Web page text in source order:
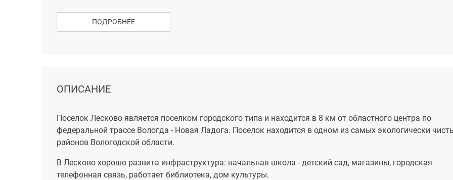
отдельной квартиры в многоквартирном доме теплом и горячей водой. Применяются бытовые
отопительные котлы, которые устанавливаются в каждой квартире (в кухне), обеспечивающие
помещении; удобство оплаты за использованные теплоресурсы по показаниям газового счетчика.
Благоустройство придомового участка
Элементами благоустройства территории являются детская и физкультурная площадки с песчано-
гравийным покрытием, площадка для отдыха взрослого населения и хозяйственная площадка с
бетонным покрытием. Свободная от застройки территория озеленяется путем посадки декоративных
кустарников и засевом газонов. Предусмотрены автостоянки для жителей дома.
ПОДРОБНЕЕ
ОПИСАНИЕ
Поселок Лесково является поселком городского типа и находится в 8 км от областного центра по
федеральной трассе Вологда - Новая Ладога. Поселок находится в одном из самых экологически
районов Вологодской области.
В Лесково хорошо развита инфраструктура: начальная школа - детский сад, магазины, городская
телефонная связь, работает библиотека, дом культуры.